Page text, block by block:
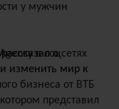
о
изменить мир к
у мужчин
в соцсетях
бизнеса от ВТБ
представил